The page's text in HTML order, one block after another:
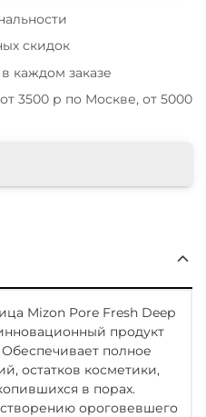
скидок
каждом заказе
3500 р по Москве, от 5000
Mizon Pore Fresh Deep
продукт
полное
остатков косметики,
в порах.
ороговевшего